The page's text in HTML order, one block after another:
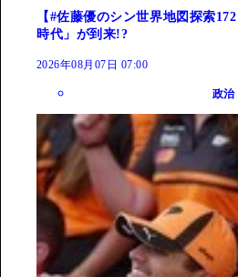
【#佐藤優のシン世界地図探索
時代」が到来!?
2026年08月07日 07:00
政治